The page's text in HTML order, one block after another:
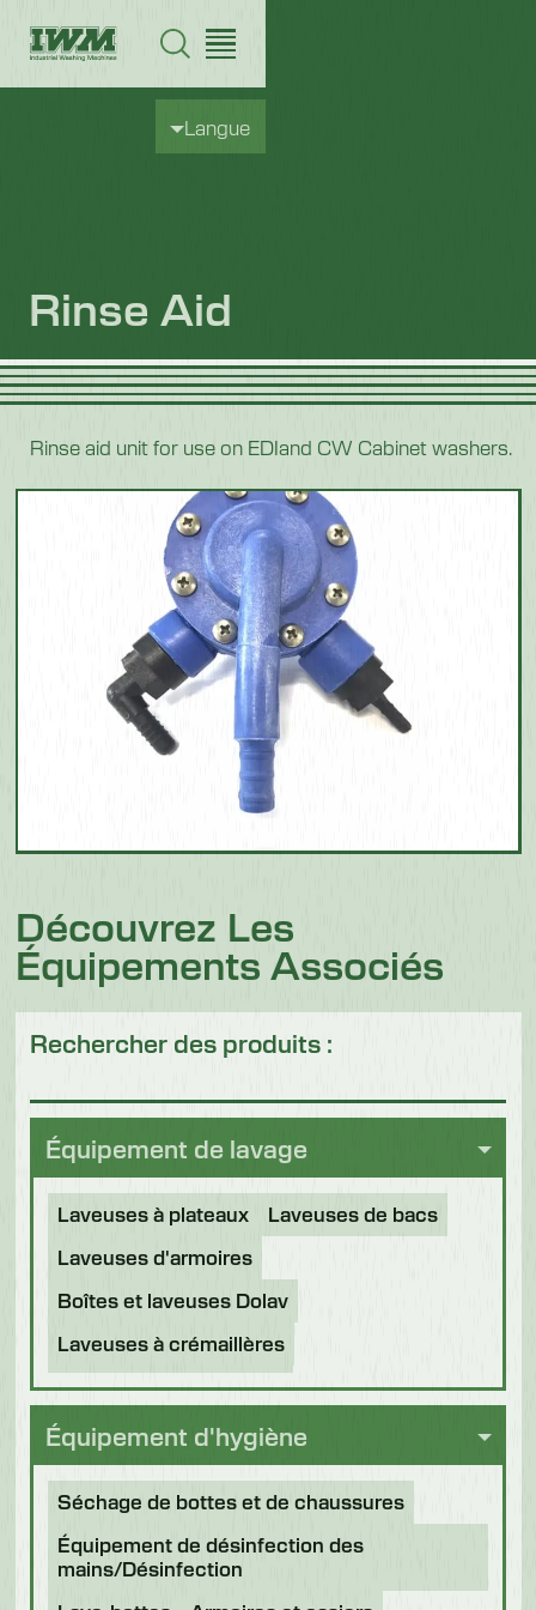
Langue
Rinse Aid
Rinse aid unit for use on EDIand CW Cabinet washers.
Découvrez Les
Équipements Associés
Rechercher des produits :
Équipement de lavage
Laveuses à plateaux
Laveuses de bacs
Laveuses d'armoires
Boîtes et laveuses Dolav
Laveuses à crémaillères
Tunnels de désinfection
Autres applications
Machines remises à neuf
Équipement d'hygiène
Séchage de bottes et de chaussures
Équipement de désinfection des
mains/Désinfection